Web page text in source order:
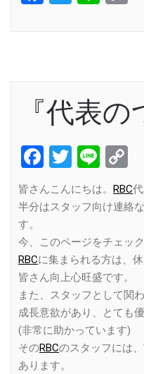
『代表の
Facebook
Twitter
Line
皆さんこんにちは。 RBC
半分はスタッフ向け連絡
す。
今、このページをチェッ
RBCに集まられる方は、
皆さん向上心旺盛です。
また、スタッフとして関
成長意欲があり、とても
(非常に助かっています)
そのRBCのスタッフには
あります。